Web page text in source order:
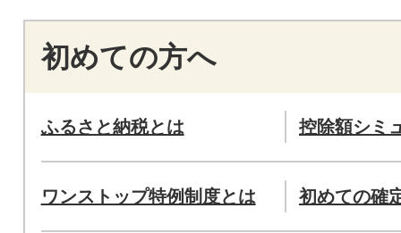
初めての方へ
ふるさと納税とは 控除額シミ
ワンストップ特例制度とは 初めての確